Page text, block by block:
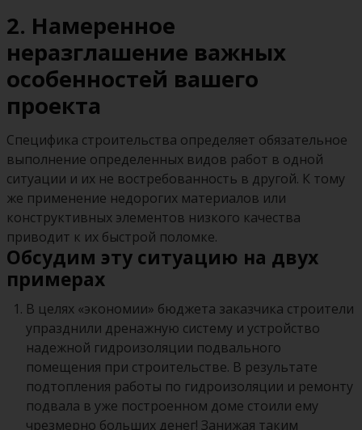
2. Намеренное
неразглашение важных
особенностей вашего
проекта
Специфика строительства определяет обязательное
выполнение определенных видов работ в одной
ситуации и их не востребованность в другой. К тому
же применение недорогих материалов или
конструктивных элементов низкого качества
приводит к их быстрой поломке.
Обсудим эту ситуацию на двух
примерах
В целях «экономии» бюджета заказчика строители
упразднили дренажную систему и устройство
надежной гидроизоляции подвального
помещения при строительстве. В результате
подтопления работы по гидроизоляции и ремонту
подвала в уже построенном доме стоили ему
чрезмерно больших денег! Занижая таким